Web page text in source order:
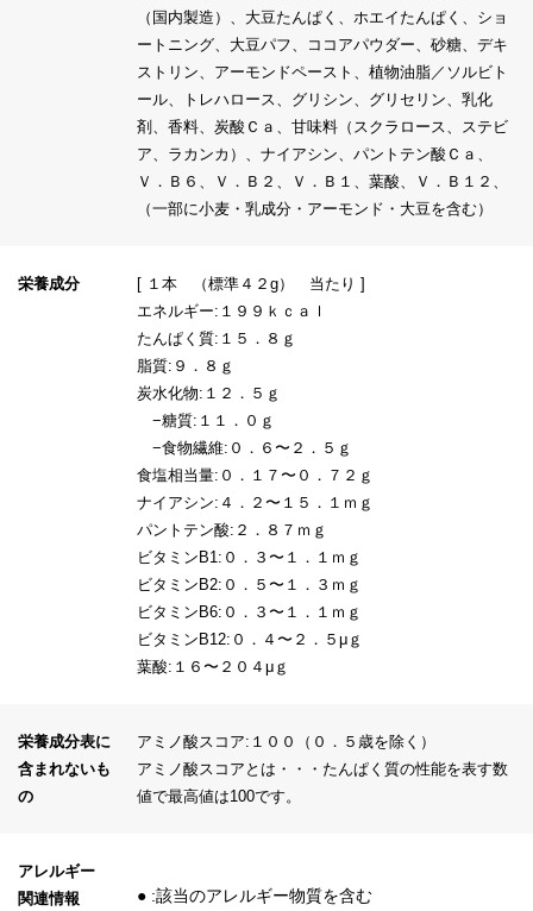
（国内製造）、大豆たんぱく、ホエイたんぱく、ショ
ートニング、大豆パフ、ココアパウダー、砂糖、デキ
ストリン、アーモンドペースト、植物油脂／ソルビト
ール、トレハロース、グリシン、グリセリン、乳化
剤、香料、炭酸Ｃａ、甘味料（スクラロース、ステビ
ア、ラカンカ）、ナイアシン、パントテン酸Ｃａ、
Ｖ．Ｂ６、Ｖ．Ｂ２、Ｖ．Ｂ１、葉酸、Ｖ．Ｂ１２、
（一部に小麦・乳成分・アーモンド・大豆を含む）
栄養成分
[ １本 （標準４２g） 当たり ]
エネルギー:１９９ｋｃａｌ
たんぱく質:１５．８ｇ
脂質:９．８ｇ
炭水化物:１２．５ｇ
−糖質:１１．０ｇ
−食物繊維:０．６〜２．５ｇ
食塩相当量:０．１７〜０．７２ｇ
ナイアシン:４．２〜１５．１ｍｇ
パントテン酸:２．８７ｍｇ
ビタミンB1:０．３〜１．１ｍｇ
ビタミンB2:０．５〜１．３ｍｇ
ビタミンB6:０．３〜１．１ｍｇ
ビタミンB12:０．４〜２．５μｇ
葉酸:１６〜２０４μｇ
栄養成分表に
含まれないも
の
アミノ酸スコア:１００（０．５歳を除く）
アミノ酸スコアとは・・・たんぱく質の性能を表す数
値で最高値は100です。
アレルギー
関連情報
● :該当のアレルギー物質を含む